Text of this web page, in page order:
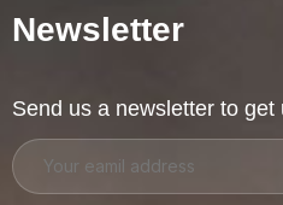
Newsletter
Send us a newsletter to get